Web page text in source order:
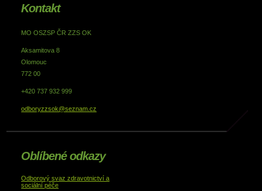
Kontakt
MO OSZSP ČR ZZS OK
Aksamitova 8
Olomouc
772 00
+420 737 932 999
odboryzzsok@seznam.cz
Oblíbené odkazy
Odborový svaz zdravotnictví a
sociální péče